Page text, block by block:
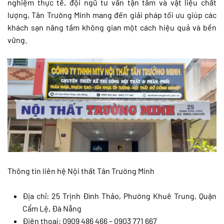
nghiệm thực tế, đội ngũ tư vấn tận tâm và vật liệu chất
lượng, Tân Trường Minh mang đến giải pháp tối ưu giúp các
khách sạn nâng tầm không gian một cách hiệu quả và bền
vững.
Thông tin liên hệ Nội thất Tân Trường Minh
Địa chỉ: 25 Trịnh Đình Thảo, Phường Khuê Trung, Quận
Cẩm Lệ, Đà Nẵng
Điện thoại: 0909 486 466 – 0903 771 667